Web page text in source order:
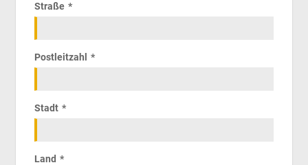
Straße
Postleitzahl
Stadt
Land